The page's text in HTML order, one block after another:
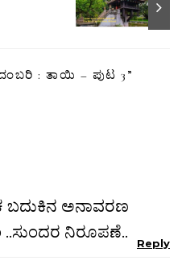
: ತಾಯಿ – ಪುಟ 3 ”
ಬದುಕಿನ ಅನಾವರಣ
..ಸುಂದರ ನಿರೂಪಣೆ..
Reply